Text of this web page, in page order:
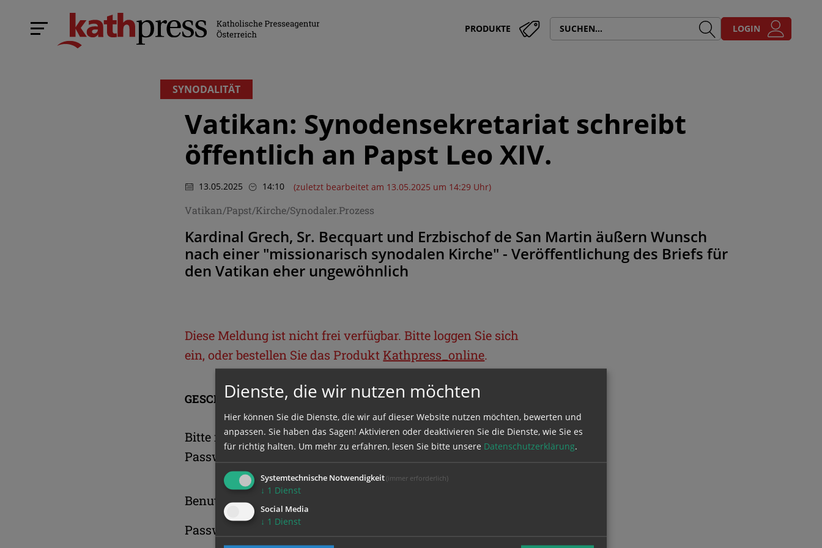
PRODUKTE LOGIN
SYNODALITÄT
Vatikan: Synodensekretariat schreibt
öffentlich an Papst Leo XIV.
13.05.2025 14:10 (zuletzt bearbeitet am 13.05.2025 um 14:29 Uhr)
Vatikan/Papst/Kirche/Synodaler.Prozess
Kardinal Grech, Sr. Becquart und Erzbischof de San Martin äußern Wunsch
nach einer "missionarisch synodalen Kirche" - Veröffentlichung des Briefs für
den Vatikan eher ungewöhnlich
Diese Meldung ist nicht frei verfügbar. Bitte loggen Sie sich
ein, oder bestellen Sie das Produkt Kathpress_online.
GESCHÜTZTER BEREICH
Bitte melden Sie sich mit Ihrem Benutzernamen und
Passwort an.
Benutzername
Passwort
Dienste, die wir nutzen möchten
Hier können Sie die Dienste, die wir auf dieser Website nutzen möchten, bewerten und
anpassen. Sie haben das Sagen! Aktivieren oder deaktivieren Sie die Dienste, wie Sie es
für richtig halten. Um mehr zu erfahren, lesen Sie bitte unsere Datenschutzerklärung.
Systemtechnische Notwendigkeit (immer erforderlich)
↓ 1 Dienst
Social Media
↓ 1 Dienst